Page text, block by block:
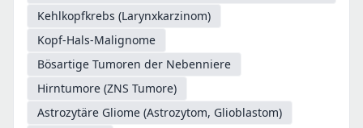
Kehlkopfkrebs (Larynxkarzinom)
Kopf-Hals-Malignome
Bösartige Tumoren der Nebenniere
Hirntumore (ZNS Tumore)
Astrozytäre Gliome (Astrozytom, Glioblastom)